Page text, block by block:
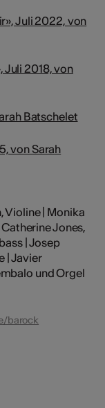
Juli 2022, von
Juli 2018, von
Batschelet
von Sarah
Violine | Monika
Jones,
| Josep
| Javier
und Orgel
barock